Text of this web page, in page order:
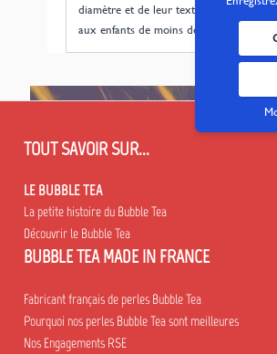
diamètre et de leur texture, ne
aux enfants de moins de 4 ans.
TOUT SAVOIR SUR...
LE BUBBLE TEA
La petite histoire du Bubble Tea
Découvrir le Bubble Tea
BUBBLE TEA MADE IN FRANCE
Fabricant français de perles Bubble Tea
Pourquoi nos perles Bubble Tea sont meilleures
Nos Engagements RSE